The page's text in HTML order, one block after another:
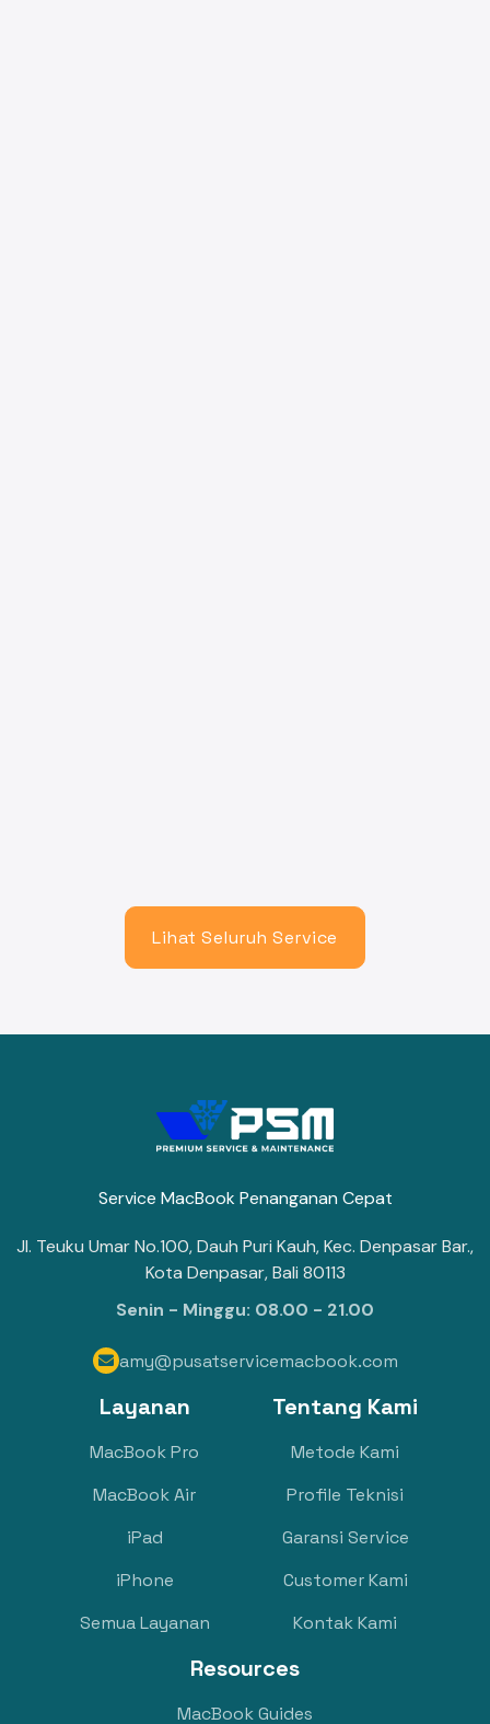
Lihat Seluruh Service
Service MacBook Penanganan Cepat
Jl. Teuku Umar No.100, Dauh Puri Kauh, Kec. Denpasar Bar.,
Kota Denpasar, Bali 80113
Senin - Minggu: 08.00 - 21.00
 amy@pusatservicemacbook.com
Layanan
MacBook Pro
MacBook Air
iPad
iPhone
Semua Layanan
Tentang Kami
Metode Kami
Profile Teknisi
Garansi Service
Customer Kami
Kontak Kami
Resources
MacBook Guides